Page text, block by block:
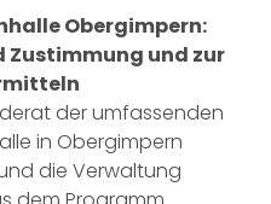
Obergimpern:
Zustimmung und zur
der umfassenden
in Obergimpern
die Verwaltung